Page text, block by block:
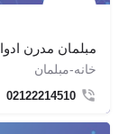
مبلمان مدرن ادوا
خانه-مبلمان
02122214510